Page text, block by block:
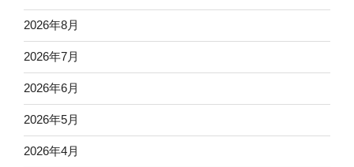
2026年8月
2026年7月
2026年6月
2026年5月
2026年4月